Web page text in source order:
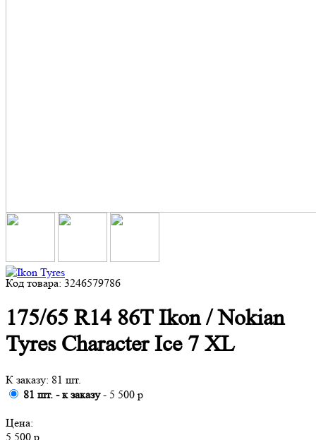
Код товара: 3246579786
175/65 R14 86T Ikon / Nokian
Tyres Character Ice 7 XL
К заказу: 81 шт.
81 шт. - к заказу- 5 500 р
Цена:
5 500 р